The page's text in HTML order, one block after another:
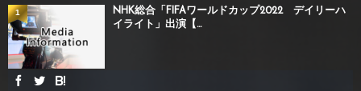
NHK総合「FIFAワールドカップ2022 デイリーハ
イライト」出演【...
1